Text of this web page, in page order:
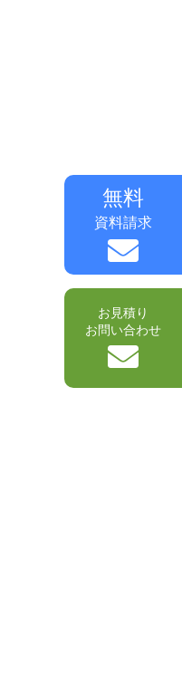
無料
資料請求
お見積り
お問い合わせ